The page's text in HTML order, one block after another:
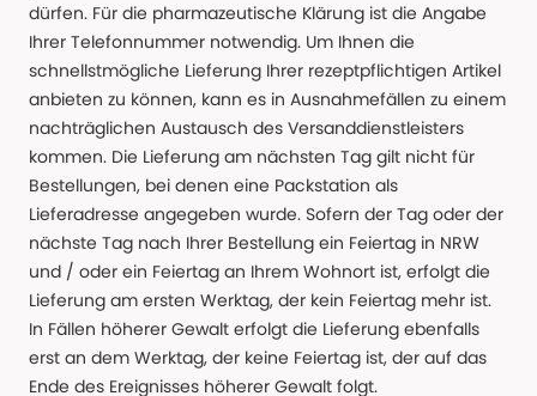
dürfen. Für die pharmazeutische Klärung ist die Angabe
Ihrer Telefonnummer notwendig. Um Ihnen die
schnellstmögliche Lieferung Ihrer rezeptpflichtigen Artikel
anbieten zu können, kann es in Ausnahmefällen zu einem
nachträglichen Austausch des Versanddienstleisters
kommen. Die Lieferung am nächsten Tag gilt nicht für
Bestellungen, bei denen eine Packstation als
Lieferadresse angegeben wurde. Sofern der Tag oder der
nächste Tag nach Ihrer Bestellung ein Feiertag in NRW
und / oder ein Feiertag an Ihrem Wohnort ist, erfolgt die
Lieferung am ersten Werktag, der kein Feiertag mehr ist.
In Fällen höherer Gewalt erfolgt die Lieferung ebenfalls
erst an dem Werktag, der keine Feiertag ist, der auf das
Ende des Ereignisses höherer Gewalt folgt.